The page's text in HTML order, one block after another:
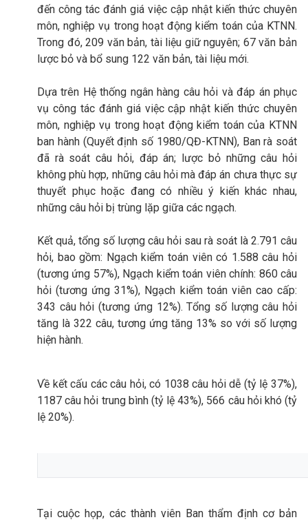
đến công tác đánh giá việc cập nhật kiến thức chuyên
môn, nghiệp vụ trong hoạt động kiểm toán của KTNN.
Trong đó, 209 văn bản, tài liệu giữ nguyên; 67 văn bản
lược bỏ và bổ sung 122 văn bản, tài liệu mới.
Dựa trên Hệ thống ngân hàng câu hỏi và đáp án phục
vụ công tác đánh giá việc cập nhật kiến thức chuyên
môn, nghiệp vụ trong hoạt động kiểm toán của KTNN
ban hành (Quyết định số 1980/QĐ-KTNN), Ban rà soát
đã rà soát câu hỏi, đáp án; lược bỏ những câu hỏi
không phù hợp, những câu hỏi mà đáp án chưa thực sự
thuyết phục hoặc đang có nhiều ý kiến khác nhau,
những câu hỏi bị trùng lặp giữa các ngạch.
Kết quả, tổng số lượng câu hỏi sau rà soát là 2.791 câu
hỏi, bao gồm: Ngạch kiểm toán viên có 1.588 câu hỏi
(tương ứng 57%), Ngạch kiểm toán viên chính: 860 câu
hỏi (tương ứng 31%), Ngạch kiểm toán viên cao cấp:
343 câu hỏi (tương ứng 12%). Tổng số lượng câu hỏi
tăng là 322 câu, tương ứng tăng 13% so với số lượng
hiện hành.
Về kết cấu các câu hỏi, có 1038 câu hỏi dễ (tỷ lệ 37%),
1187 câu hỏi trung bình (tỷ lệ 43%), 566 câu hỏi khó (tỷ
lệ 20%).
Tại cuộc họp, các thành viên Ban thẩm định cơ bản